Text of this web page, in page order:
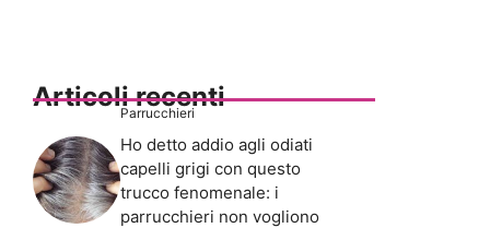
Articoli recenti
Parrucchieri
Ho detto addio agli odiati
capelli grigi con questo
trucco fenomenale: i
parrucchieri non vogliono